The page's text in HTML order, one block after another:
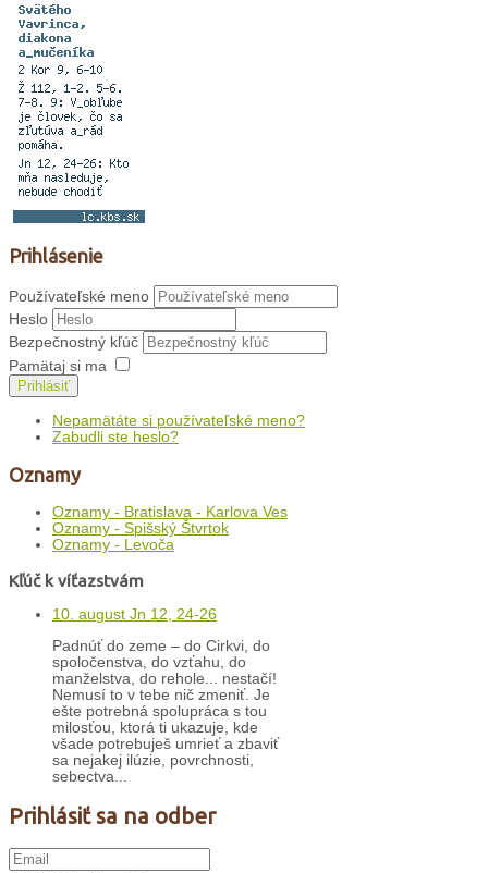
Prihlásenie
Používateľské meno
Heslo
Bezpečnostný kľúč
Pamätaj si ma
Prihlásiť
Nepamätáte si používateľské meno?
Zabudli ste heslo?
Oznamy
Oznamy - Bratislava - Karlova Ves
Oznamy - Spišský Štvrtok
Oznamy - Levoča
Kľúč k víťazstvám
10. august Jn 12, 24-26
Padnúť do zeme – do Cirkvi, do
spoločenstva, do vzťahu, do
manželstva, do rehole... nestačí!
Nemusí to v tebe nič zmeniť. Je
ešte potrebná spolupráca s tou
milosťou, ktorá ti ukazuje, kde
všade potrebuješ umrieť a zbaviť
sa nejakej ilúzie, povrchnosti,
sebectva...
Prihlásiť sa na odber